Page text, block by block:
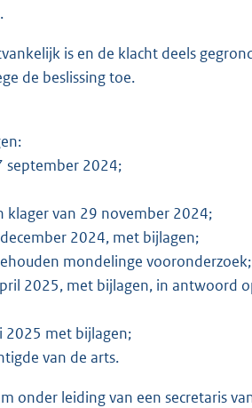
is en de klacht deels
de beslissing toe.
september 2024;
klager van 29 november 2024;
2024, met bijlagen;
mondelinge vooronderzoek;
2025, met bijlagen, in antwoord
2025 met bijlagen;
van de arts.
onder leiding van een secretaris